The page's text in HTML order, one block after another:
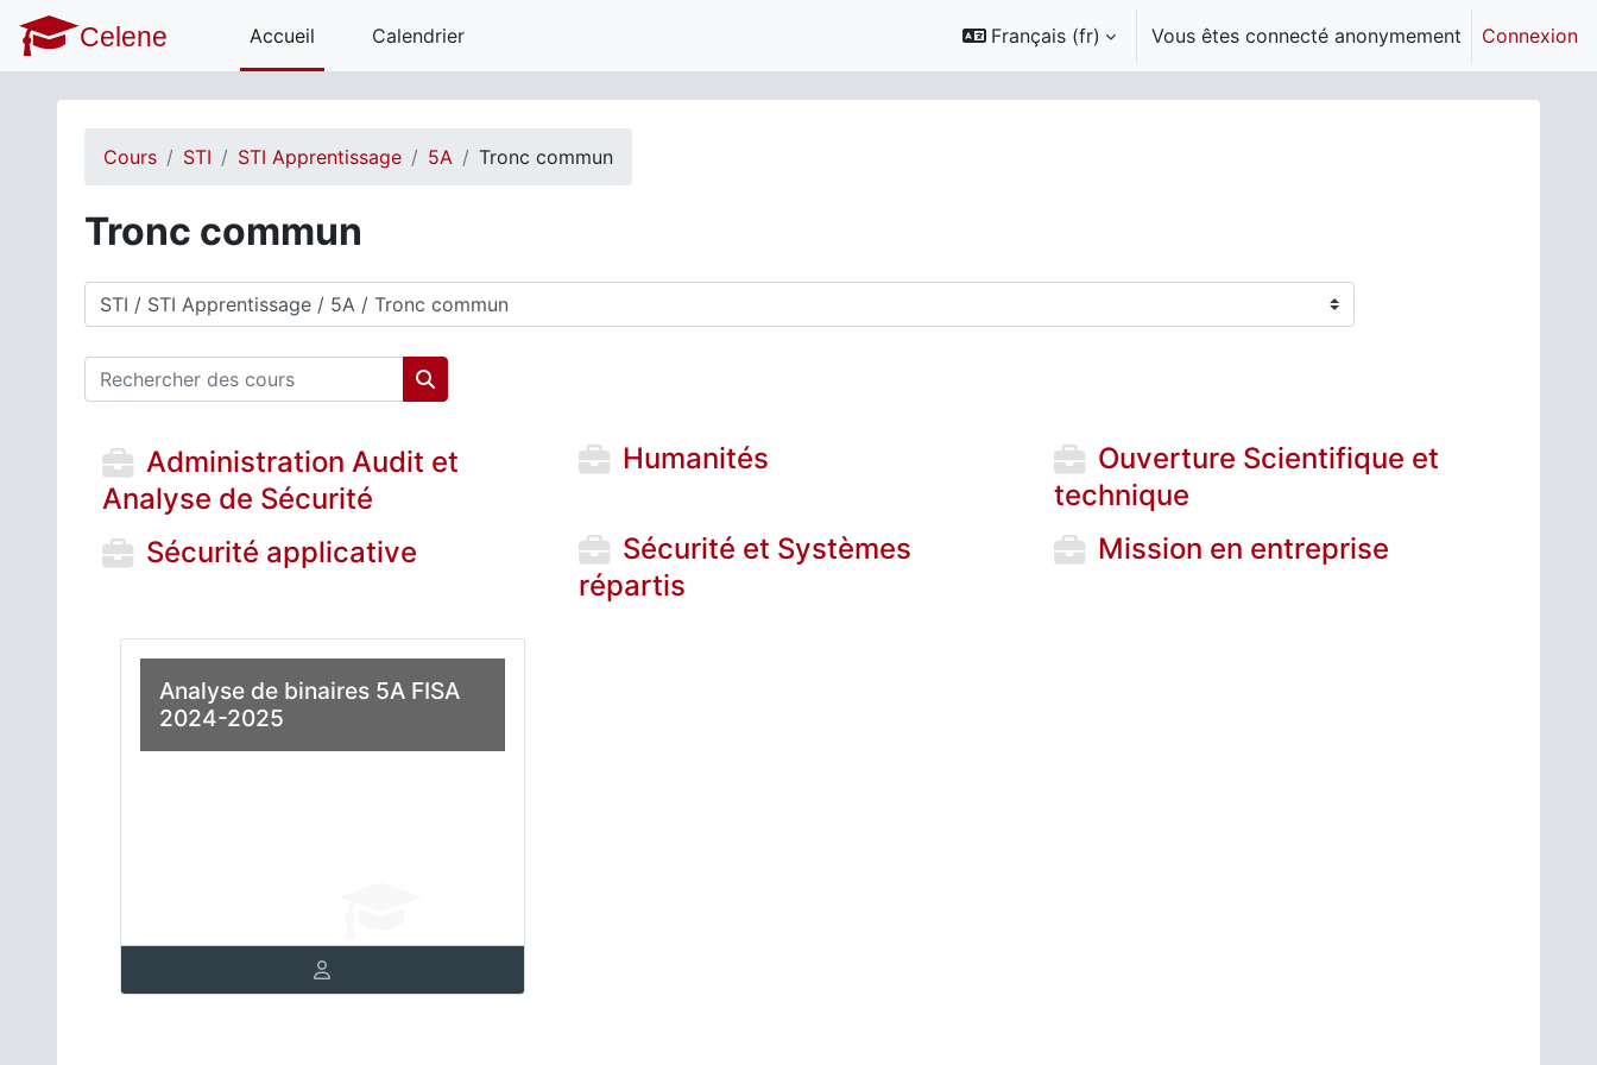
Passer au contenu principal
Celene Accueil Calendrier Français ‎(fr)‎ Vous êtes connecté anonymement Connexion
Cours STI STI Apprentissage 5A Tronc commun
Tronc commun
Catégories de cours
Rechercher des cours
Rechercher des cours
Administration Audit et
Analyse de Sécurité
Humanités
Ouverture Scientifique et
technique
Sécurité applicative
Sécurité et Systèmes
répartis
Mission en entreprise
Analyse de binaires 5A FISA
2024-2025